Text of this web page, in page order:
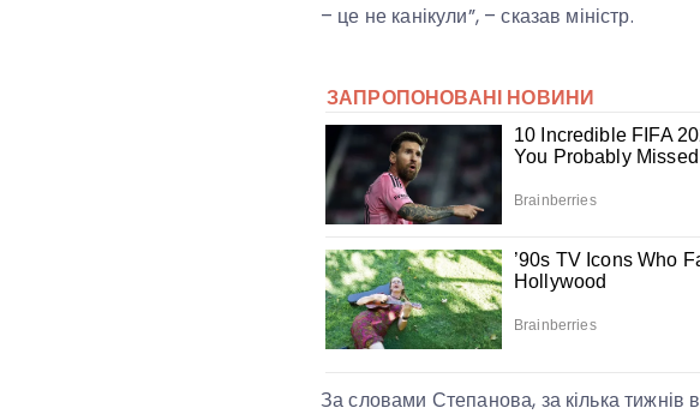
– це не канікули”, – сказав міністр.
За словами Степанова, за кілька тижнів